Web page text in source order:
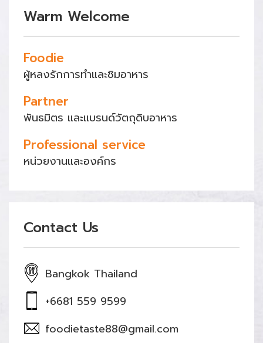
Warm Welcome
Foodie
ผู้หลงรักการทำและชิมอาหาร
Partner
พันธมิตร และแบรนด์วัตถุดิบอาหาร
Professional service
หน่วยงานและองค์กร
Contact Us
Bangkok Thailand
+6681 559 9599
foodietaste88@gmail.com